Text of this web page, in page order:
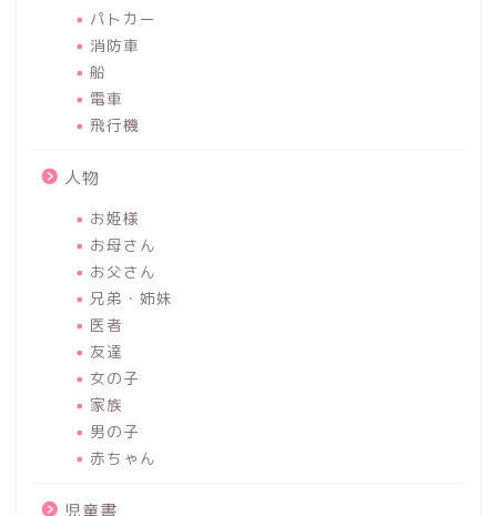
パトカー
消防車
船
電車
飛行機
人物
お姫様
お母さん
お父さん
兄弟・姉妹
医者
友達
女の子
家族
男の子
赤ちゃん